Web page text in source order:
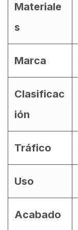
Materiale
s
Marca
Clasificac
ión
Tráfico
Uso
Acabado